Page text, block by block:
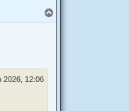
r
2026, 12:06